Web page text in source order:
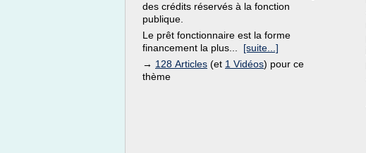
des crédits réservés à la fonction
publique.
Le prêt fonctionnaire est la forme
financement la plus... [suite...]
→ 128 Articles (et 1 Vidéos) pour ce
thème